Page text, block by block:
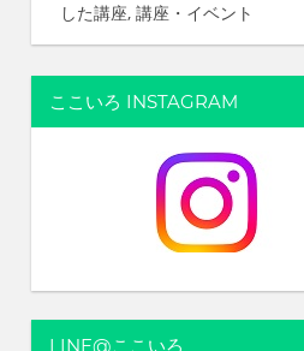
した講座, 講座・イベント
ここいろ INSTAGRAM
LINE@ここいろ